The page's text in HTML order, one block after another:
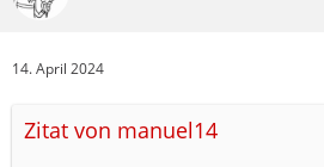
14. April 2024
Zitat von manuel14